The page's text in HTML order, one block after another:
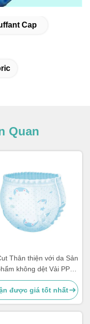
Cap
Quan
Thân thiện với da Sản
không dệt Vải PP
một lần Không dệt cho
tã trẻ em / người lớn
được giá tốt nhất